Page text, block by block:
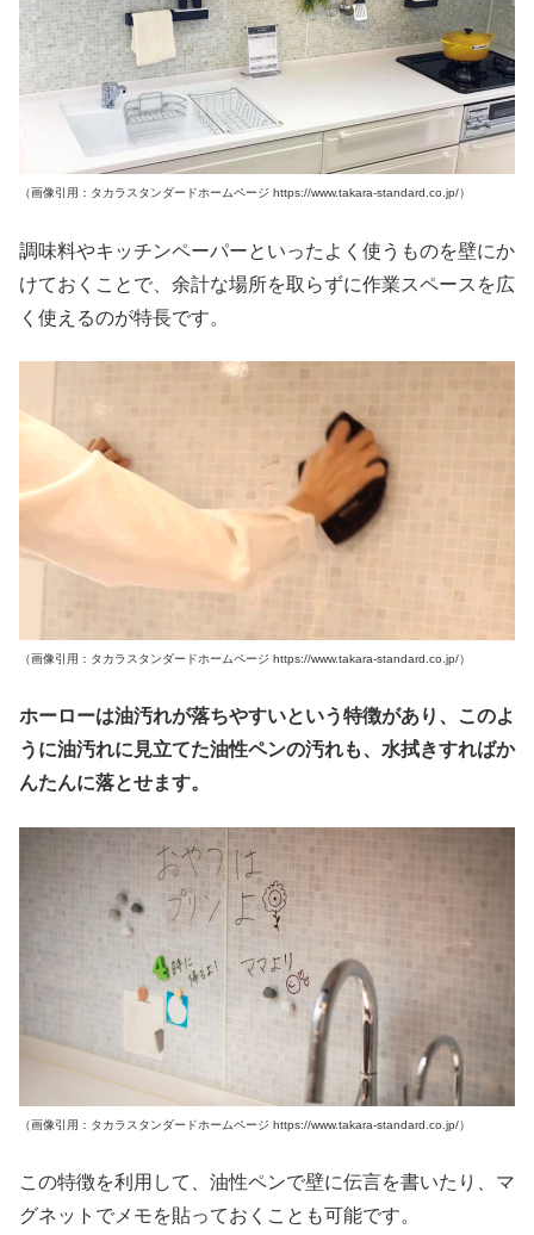
（画像引用：タカラスタンダードホームページ https://www.takara-standard.co.jp/）
調味料やキッチンペーパーといったよく使うものを壁にか
けておくことで、余計な場所を取らずに作業スペースを広
く使えるのが特長です。
（画像引用：タカラスタンダードホームページ https://www.takara-standard.co.jp/）
ホーローは油汚れが落ちやすいという特徴があり、このよ
うに油汚れに見立てた油性ペンの汚れも、水拭きすればか
んたんに落とせます。
（画像引用：タカラスタンダードホームページ https://www.takara-standard.co.jp/）
この特徴を利用して、油性ペンで壁に伝言を書いたり、マ
グネットでメモを貼っておくことも可能です。